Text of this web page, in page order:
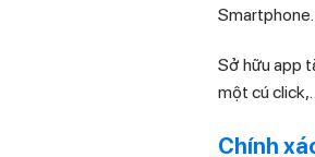
Sở hữu app
một cú
Chính